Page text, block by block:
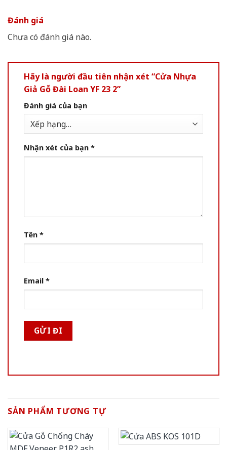
Đánh giá
Chưa có đánh giá nào.
Hãy là người đầu tiên nhận xét “Cửa Nhựa
Giả Gỗ Đài Loan YF 23 2”
Đánh giá của bạn
Nhận xét của bạn *
Tên *
Email *
SẢN PHẨM TƯƠNG TỰ